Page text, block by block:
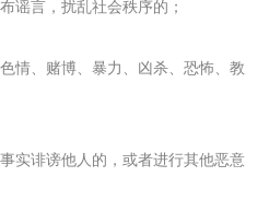
谣言，扰乱社会秩序的；
情、赌博、暴力、凶杀、恐怖、教
实诽谤他人的，或者进行其他恶意